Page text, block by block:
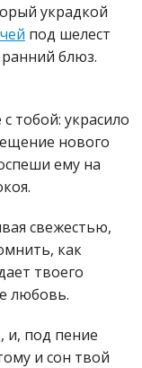
украдкой
под шелест
блюз.
тобой: украсило
нового
ему на
свежестью,
как
твоего
любовь.
и, под пение
и сон твой